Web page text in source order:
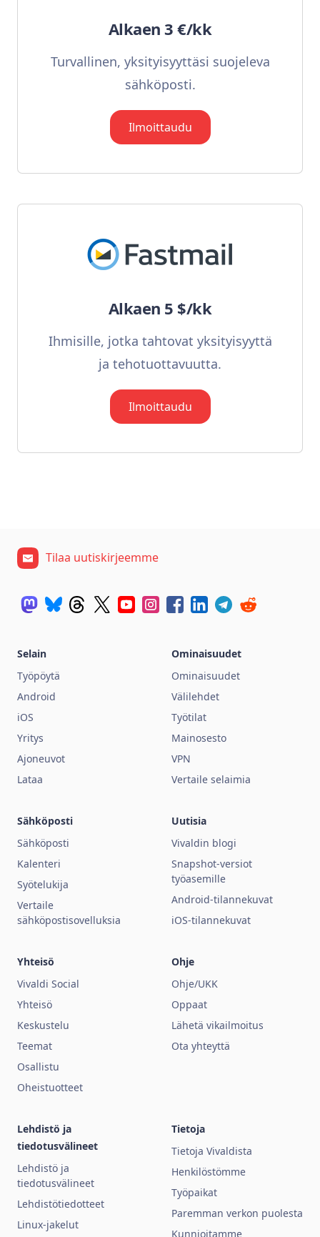
Alkaen 3 €/kk
Turvallinen, yksityisyyttäsi suojeleva
sähköposti.
Ilmoittaudu
Alkaen 5 $/kk
Ihmisille, jotka tahtovat yksityisyyttä
ja tehotuottavuutta.
Ilmoittaudu
Tilaa uutiskirjeemme
Selain
Työpöytä
Android
iOS
Yritys
Ajoneuvot
Lataa
Ominaisuudet
Ominaisuudet
Välilehdet
Työtilat
Mainosesto
VPN
Vertaile selaimia
Sähköposti
Sähköposti
Kalenteri
Syötelukija
Vertaile
sähköpostisovelluksia
Uutisia
Vivaldin blogi
Snapshot-versiot
työasemille
Android-tilannekuvat
iOS-tilannekuvat
Yhteisö
Vivaldi Social
Yhteisö
Keskustelu
Teemat
Osallistu
Oheistuotteet
Ohje
Ohje/UKK
Oppaat
Lähetä vikailmoitus
Ota yhteyttä
Lehdistö ja
tiedotusvälineet
Lehdistö ja
tiedotusvälineet
Lehdistötiedotteet
Linux-jakelut
Tietoja
Tietoja Vivaldista
Henkilöstömme
Työpaikat
Paremman verkon puolesta
Kunnioitamme